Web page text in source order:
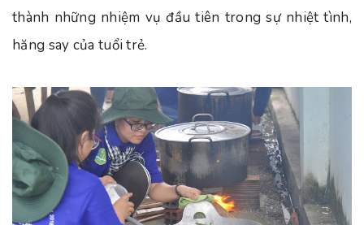
thành những nhiệm vụ đầu tiên trong sự nhiệt tình,
hăng say của tuổi trẻ.